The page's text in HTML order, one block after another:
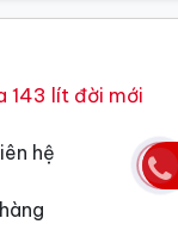
143 lít đời mới
hệ